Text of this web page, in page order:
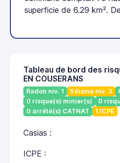
superficie de 6.29 km².
Tableau de bord des
EN COUSERANS
Radon niv. 1 Séisme niv. 3
0 risque(s) minier(s)
0
0 arrêté(s) CATNAT
1 ICPE
Casias :
ICPE :